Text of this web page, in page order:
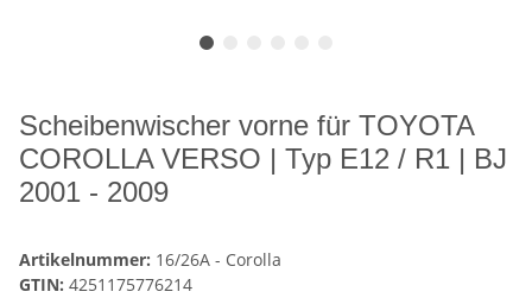
Scheibenwischer vorne für TOYOTA
COROLLA VERSO | Typ E12 / R1 | BJ
2001 - 2009
Artikelnummer: 16/26A - Corolla
GTIN: 4251175776214